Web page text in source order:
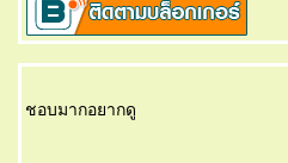
ชอบมากอยากดู